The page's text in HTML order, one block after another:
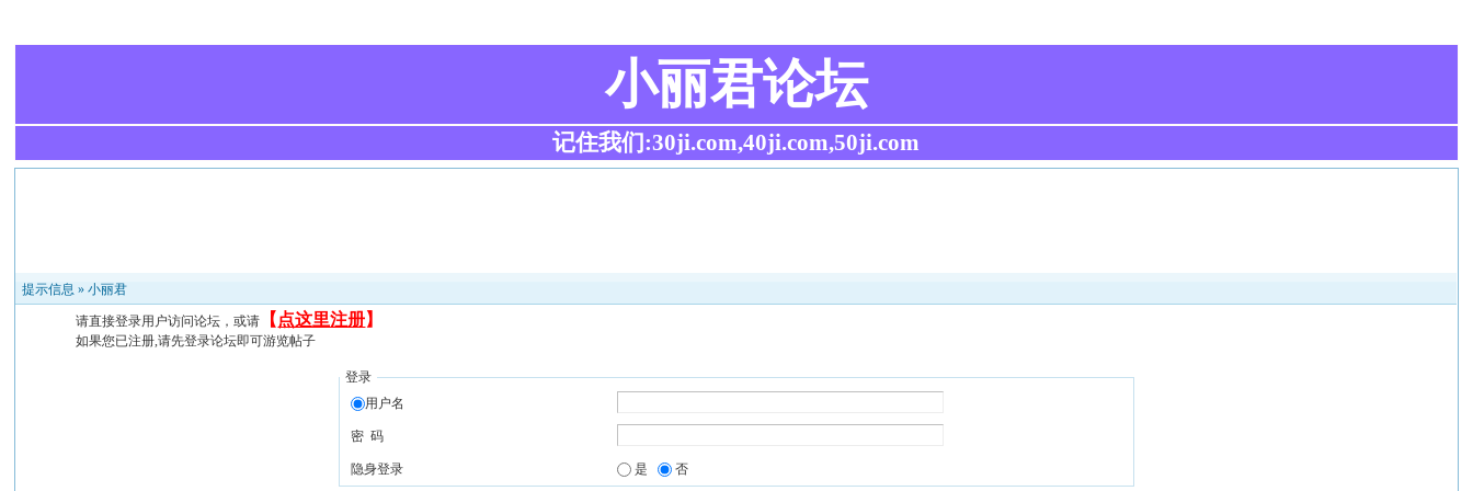
小丽君论坛
记住我们:30ji.com,40ji.com,50ji.com
提示信息 »小丽君
请直接登录用户访问论坛，或请 【 点这里注册】
如果您已注册,请先登录论坛即可游览帖子
登录
用户名
密 码
隐身登录 是 否